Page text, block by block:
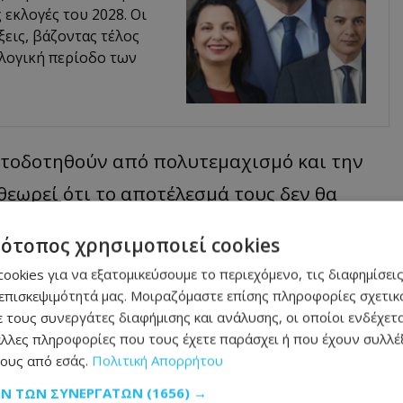
εκλογές του 2028. Οι
βάζοντας τέλος
περίοδο των
από πολυτεμαχισμό και την
ότι το αποτέλεσμά τους δεν θα
εκλογές.
αποτελέσματα – αλλά ο
το νιώθει»
στοιχεία στη διακυβέρνηση
χρησιμοποιεί cookies
για να εξατομικεύσουμε το περιεχόμενο, τις
μας. Μοιραζόμαστε επίσης πληροφορίες
συνεργάτες διαφήμισης και ανάλυσης, οι οποίοι
πληροφορίες που τους έχετε παράσχει ή που έχουν
από εσάς. Πολιτική Απορρήτου
ΤΩΝ ΣΥΝΕΡΓΑΤΏΝ (1656) →